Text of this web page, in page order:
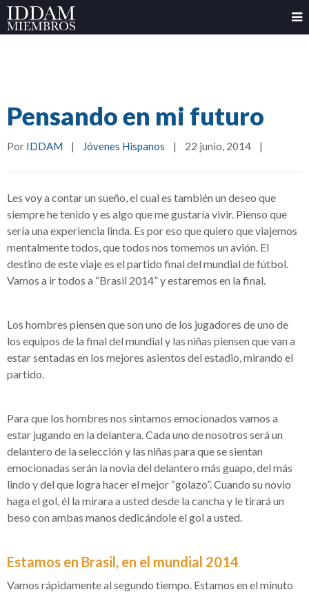
Pensando en mi futuro
Por IDDAM | Jóvenes Hispanos | 22 junio, 2014 |
Les voy a contar un sueño, el cual es también un deseo que
siempre he tenido y es algo que me gustaría vivir. Pienso que
sería una experiencia linda. Es por eso que quiero que viajemos
mentalmente todos, que todos nos tomemos un avión. El
destino de este viaje es el partido final del mundial de fútbol.
Vamos a ir todos a “Brasil 2014” y estaremos en la final.
Los hombres piensen que son uno de los jugadores de uno de
los equipos de la final del mundial y las niñas piensen que van a
estar sentadas en los mejores asientos del estadio, mirando el
partido.
Para que los hombres nos sintamos emocionados vamos a
estar jugando en la delantera. Cada uno de nosotros será un
delantero de la selección y las niñas para que se sientan
emocionadas serán la novia del delantero más guapo, del más
lindo y del que logra hacer el mejor “golazo”. Cuando su novio
haga el gol, él la mirara a usted desde la cancha y le tirará un
beso con ambas manos dedicándole el gol a usted.
Estamos en Brasil, en el mundial 2014
Vamos rápidamente al segundo tiempo. Estamos en el minuto